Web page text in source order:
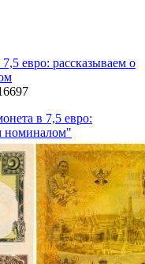
евро: рассказываем о
в 7,5 евро:
номиналом"